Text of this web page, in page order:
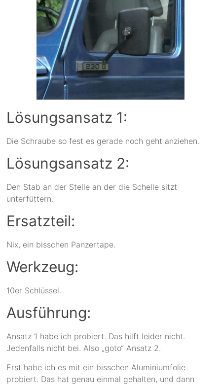
Lösungsansatz 1:
Die Schraube so fest es gerade noch geht anziehen.
Lösungsansatz 2:
Den Stab an der Stelle an der die Schelle sitzt
unterfüttern.
Ersatzteil:
Nix, ein bisschen Panzertape.
Werkzeug:
10er Schlüssel.
Ausführung:
Ansatz 1 habe ich probiert. Das hilft leider nicht.
Jedenfalls nicht bei. Also „goto“ Ansatz 2.
Erst habe ich es mit ein bisschen Aluminiumfolie
probiert. Das hat genau einmal gehalten, und dann